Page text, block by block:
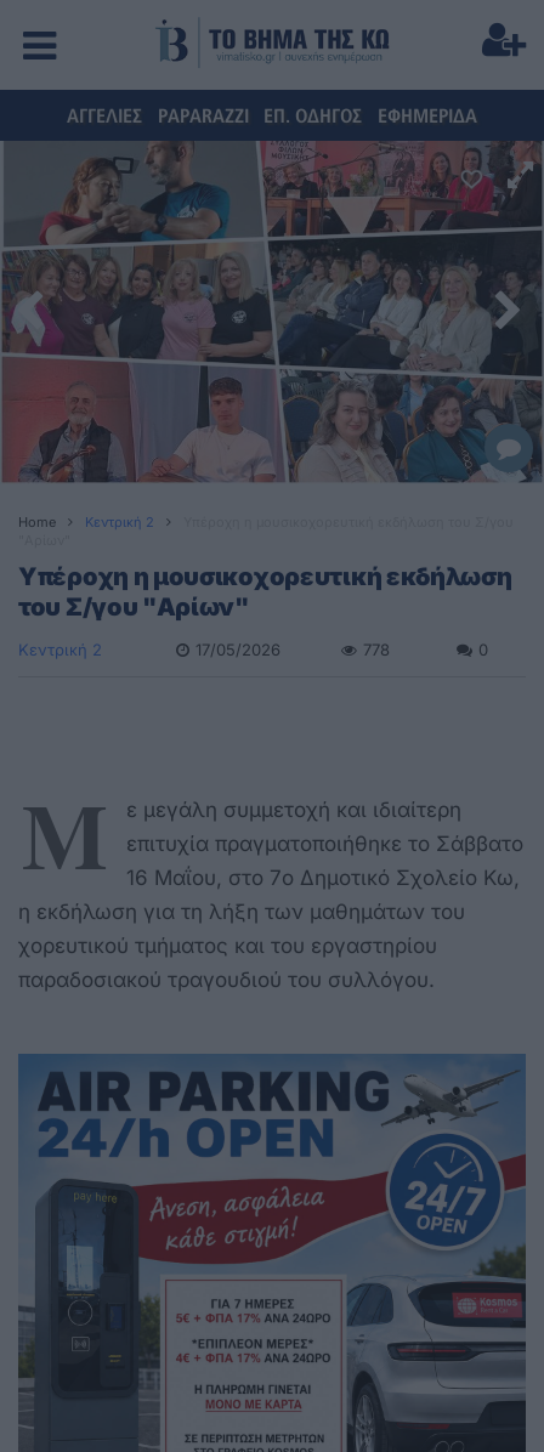
ΑΓΓΕΛΙΕΣ PAPARAZZI ΕΠ. ΟΔΗΓΟΣ ΕΦΗΜΕΡΙΔΑ
Home Κεντρική 2
Υπέροχη η μουσικοχορευτική εκδήλωση
του Σ/γου "Αρίων"
Κεντρική 2 17/05/2026 778 0
Μ
ε μεγάλη συμμετοχή και ιδιαίτερη
επιτυχία πραγματοποιήθηκε το Σάββατο
16 Μαΐου, στο 7ο Δημοτικό Σχολείο Κω,
η εκδήλωση για τη λήξη των μαθημάτων του
χορευτικού τμήματος και του εργαστηρίου
παραδοσιακού τραγουδιού του συλλόγου.